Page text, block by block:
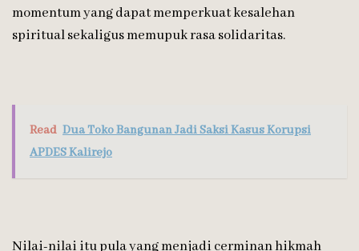
momentum yang dapat memperkuat kesalehan
spiritual sekaligus memupuk rasa solidaritas.
Read Dua Toko Bangunan Jadi Saksi Kasus Korupsi
APDES Kalirejo
Nilai-nilai itu pula yang menjadi cerminan hikmah